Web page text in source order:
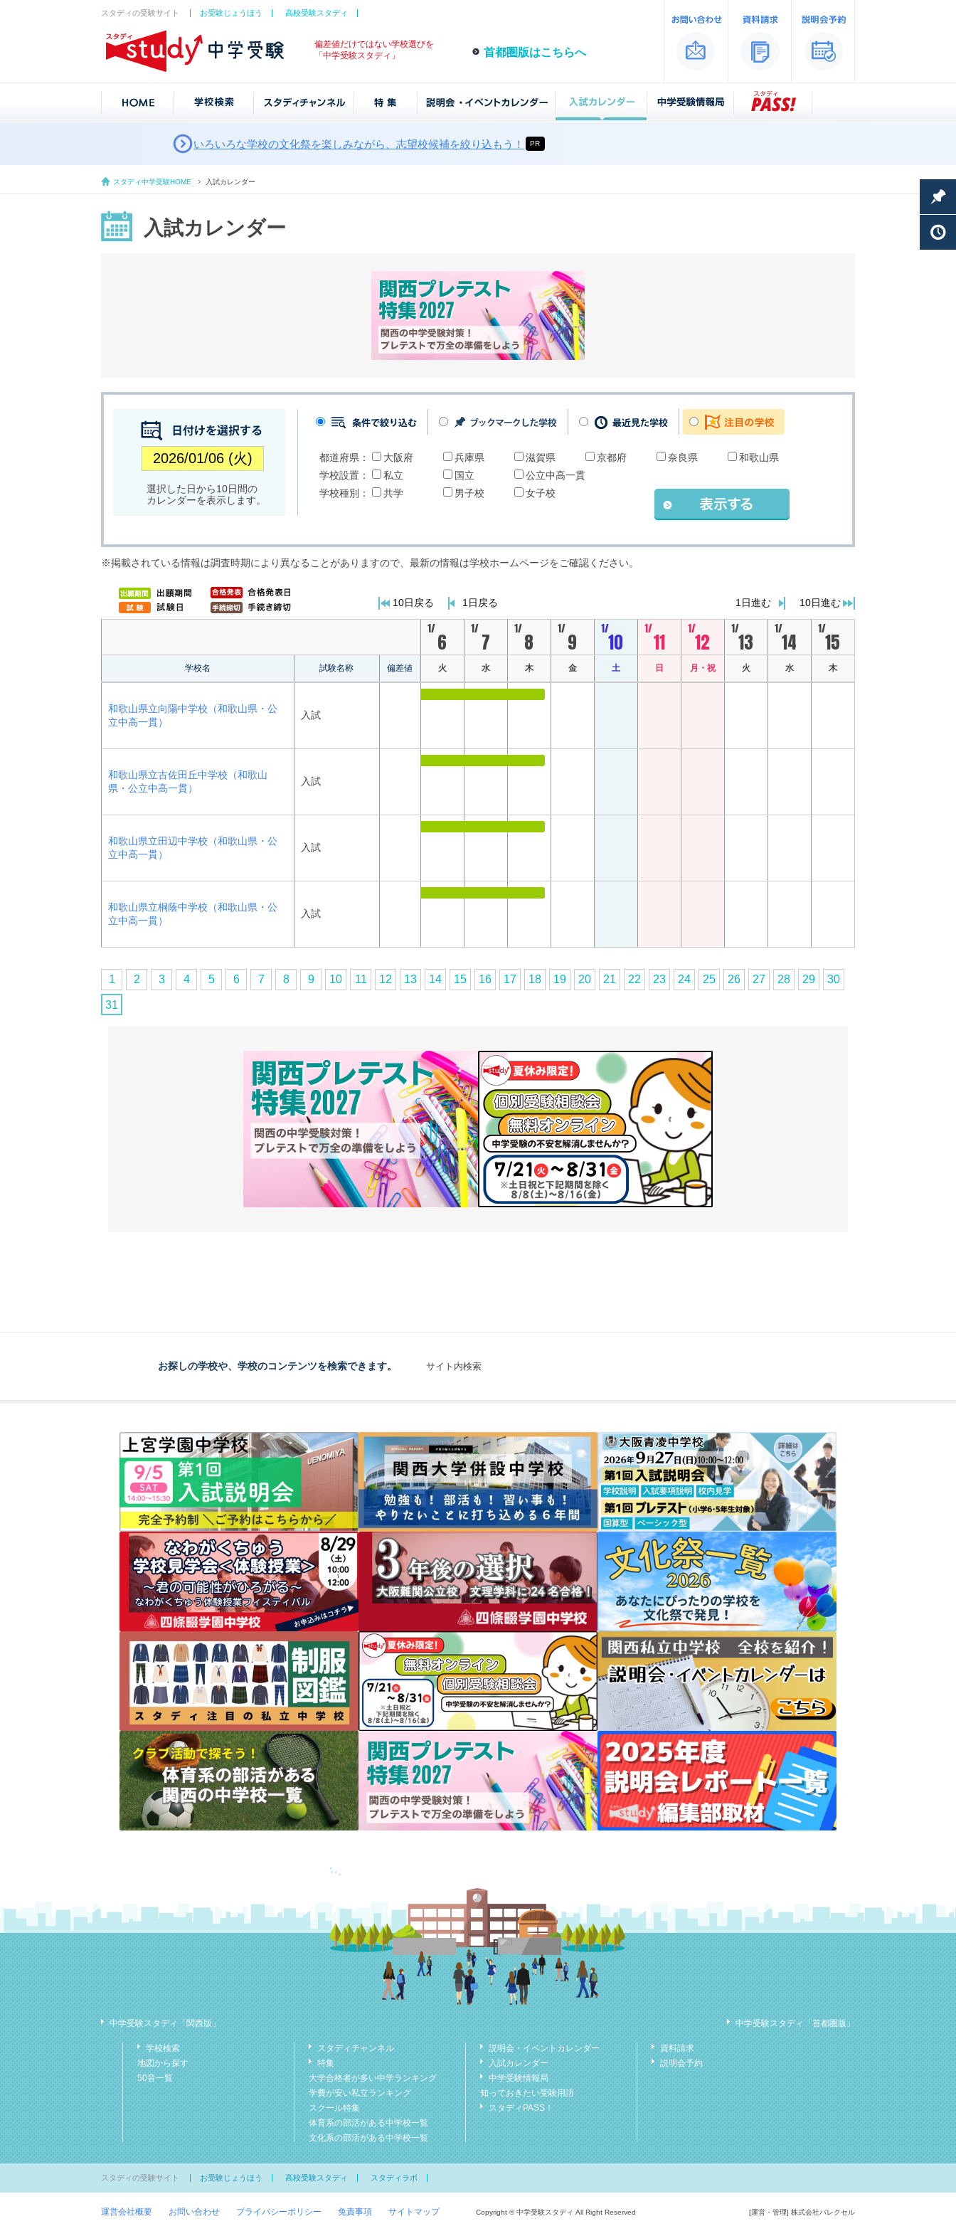
スタディの受験サイト お受験じょうほう 高校受験スタディ
偏差値だけではない学校選びを
「中学受験スタディ」
首都圏版はこちらへ
いろいろな学校の文化祭を楽しみながら、志望校候補を絞り込もう！ PR
スタディ中学受験HOME 入試カレンダー
入試カレンダー
選択した日から10日間の
カレンダーを表示します。
都道府県： 大阪府 兵庫県 滋賀県 京都府 奈良県
和歌山県
学校設置：
私立 国立
公立中高一貫
学校種別：
共学 男子校 女子校
※掲載されている情報は調査時期により異なることがありますので、最新の情報は学校ホームページをご確認ください。
10日戻る 1日戻る 10日進む
1日進む
1/
6
1/
7
1/
8
1/
9
1/
10
1/
11
1/
12
1/
13
1/
14
1/
15
学校名 試験名称 偏差値 火 水 木 金 土 日 月・祝 火 水 木
和歌山県立向陽中学校（和歌山県・公
立中高一貫）
入試
和歌山県立古佐田丘中学校（和歌山
県・公立中高一貫）
入試
和歌山県立田辺中学校（和歌山県・公
立中高一貫）
入試
和歌山県立桐蔭中学校（和歌山県・公
立中高一貫）
入試
1 2 3 4 5 6 7 8 9 10 11 12 13 14 15 16 17 18 19 20 21 22 23 24 25 26 27 28 29 30
31
お探しの学校や、学校のコンテンツを検索できます。 サイト内検索
中学受験スタディ「関西版」 中学受験スタディ「首都圏版」
学校検索
地図から探す
50音一覧
スタディチャンネル
特集
大学合格者が多い中学ランキング
学費が安い私立ランキング
スクール特集
体育系の部活がある中学校一覧
文化系の部活がある中学校一覧
説明会・イベントカレンダー
入試カレンダー
中学受験情報局
知っておきたい受験用語
スタディPASS！
資料請求
説明会予約
スタディの受験サイト お受験じょうほう 高校受験スタディ スタディラボ
運営会社概要 お問い合わせ プライバシーポリシー 免責事項 サイトマップ Copyright © 中学受験スタディ All Right Reserved [運営・管理] 株式会社バレクセル